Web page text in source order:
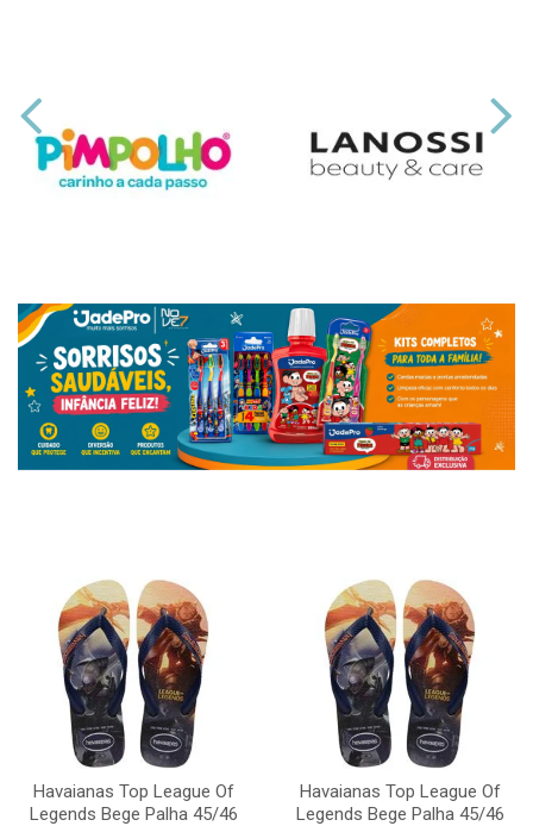
Havaianas Top League Of
Legends Bege Palha 45/46
Havaianas Top League Of
Legends Bege Palha 45/46